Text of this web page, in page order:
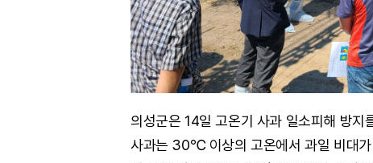
의성군은 14일 고온기 사과 일소피해 방지
사과는 30℃ 이상의 고온에서 과일 비대가